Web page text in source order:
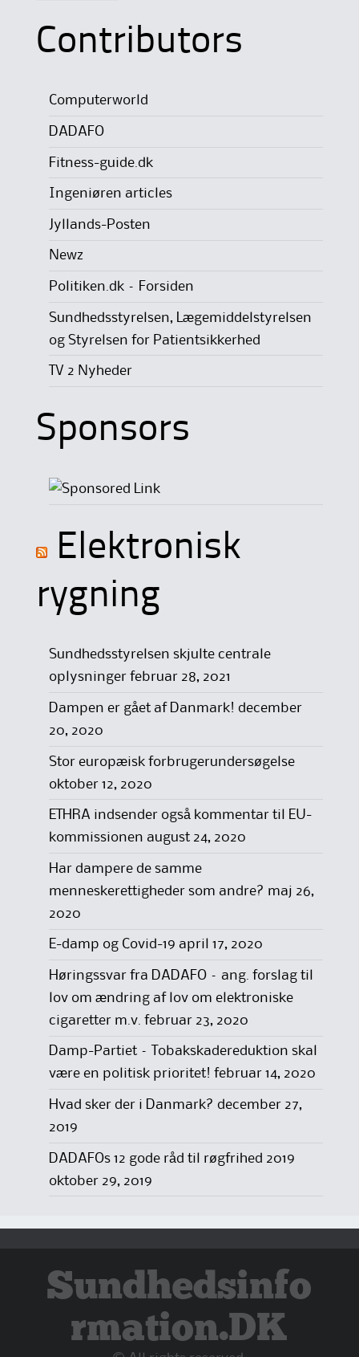
Contributors
Computerworld
DADAFO
Fitness-guide.dk
Ingeniøren articles
Jyllands-Posten
Newz
Politiken.dk – Forsiden
Sundhedsstyrelsen, Lægemiddelstyrelsen
og Styrelsen for Patientsikkerhed
TV 2 Nyheder
Sponsors
Elektronisk
rygning
Sundhedsstyrelsen skjulte centrale
oplysninger februar 28, 2021
Dampen er gået af Danmark! december
20, 2020
Stor europæisk forbrugerundersøgelse
oktober 12, 2020
ETHRA indsender også kommentar til EU-
kommissionen august 24, 2020
Har dampere de samme
menneskerettigheder som andre? maj 26,
2020
E-damp og Covid-19 april 17, 2020
Høringssvar fra DADAFO – ang. forslag til
lov om ændring af lov om elektroniske
cigaretter m.v. februar 23, 2020
Damp-Partiet – Tobakskadereduktion skal
være en politisk prioritet! februar 14, 2020
Hvad sker der i Danmark? december 27,
2019
DADAFOs 12 gode råd til røgfrihed 2019
oktober 29, 2019
Sundhedsinfo
rmation.DK